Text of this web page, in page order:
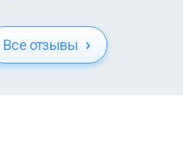
Все отзывы